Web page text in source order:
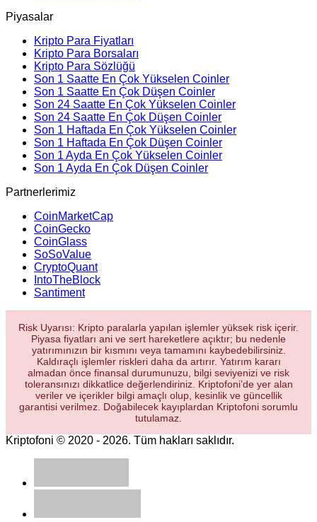
Piyasalar
Kripto Para Fiyatları
Kripto Para Borsaları
Kripto Para Sözlüğü
Son 1 Saatte En Çok Yükselen Coinler
Son 1 Saatte En Çok Düşen Coinler
Son 24 Saatte En Çok Yükselen Coinler
Son 24 Saatte En Çok Düşen Coinler
Son 1 Haftada En Çok Yükselen Coinler
Son 1 Haftada En Çok Düşen Coinler
Son 1 Ayda En Çok Yükselen Coinler
Son 1 Ayda En Çok Düşen Coinler
Partnerlerimiz
CoinMarketCap
CoinGecko
CoinGlass
SoSoValue
CryptoQuant
IntoTheBlock
Santiment
Risk Uyarısı: Kripto paralarla yapılan işlemler yüksek risk içerir.
Piyasa fiyatları ani ve sert hareketlere açıktır; bu nedenle
yatırımınızın bir kısmını veya tamamını kaybedebilirsiniz.
Kaldıraçlı işlemler riskleri daha da artırır. Yatırım kararı
almadan önce finansal durumunuzu, bilgi seviyenizi ve risk
toleransınızı dikkatlice değerlendiriniz. Kriptofoni’de yer alan
veriler ve içerikler bilgi amaçlı olup, kesinlik ve güncellik
garantisi verilmez. Doğabilecek kayıplardan Kriptofoni sorumlu
tutulamaz.
Kriptofoni © 2020 - 2026. Tüm hakları saklıdır.